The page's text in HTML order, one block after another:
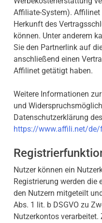
Affiliate-System). Affilinet
Herkunft des
können. Unter anderem
Sie den Partnerlink auf
anschließend einen
Affilinet getätigt haben.
Weitere Informationen
und
Datenschutzerklärung
https://www.affili.net/
Nutzer können ein
Registrierung werden die
den Nutzern mitgeteilt
Abs. 1 lit. b DSGVO zu
Nutzerkontos verarbeitet.